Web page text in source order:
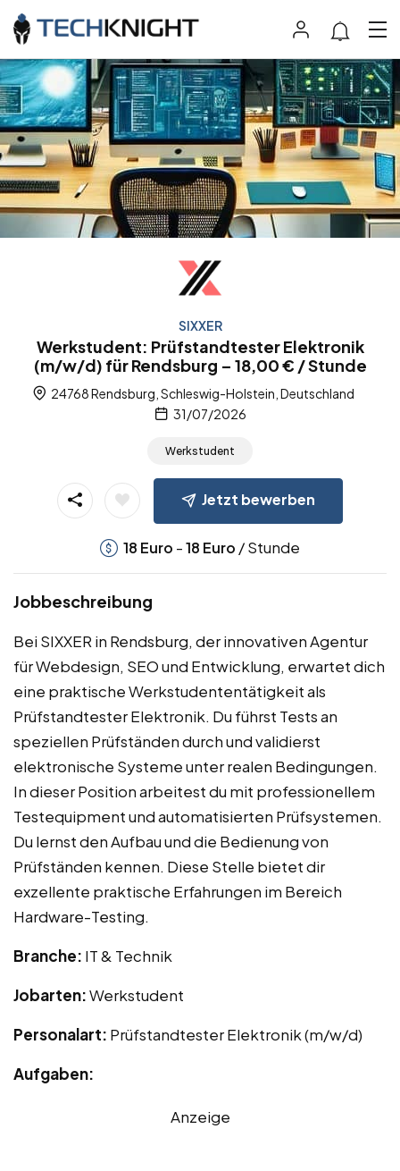
SIXXER
Werkstudent: Prüfstandtester Elektronik
(m/w/d) für Rendsburg – 18,00 € / Stunde
24768 Rendsburg, Schleswig-Holstein, Deutschland
31/07/2026
Werkstudent
Jetzt bewerben
18 Euro -18 Euro / Stunde
Jobbeschreibung
Bei SIXXER in Rendsburg, der innovativen Agentur
für Webdesign, SEO und Entwicklung, erwartet dich
eine praktische Werkstudententätigkeit als
Prüfstandtester Elektronik. Du führst Tests an
speziellen Prüfständen durch und validierst
elektronische Systeme unter realen Bedingungen.
In dieser Position arbeitest du mit professionellem
Testequipment und automatisierten Prüfsystemen.
Du lernst den Aufbau und die Bedienung von
Prüfständen kennen. Diese Stelle bietet dir
exzellente praktische Erfahrungen im Bereich
Hardware-Testing.
Branche: IT & Technik
Jobarten:Werkstudent
Personalart: Prüfstandtester Elektronik (m/w/d)
Aufgaben:
Anzeige